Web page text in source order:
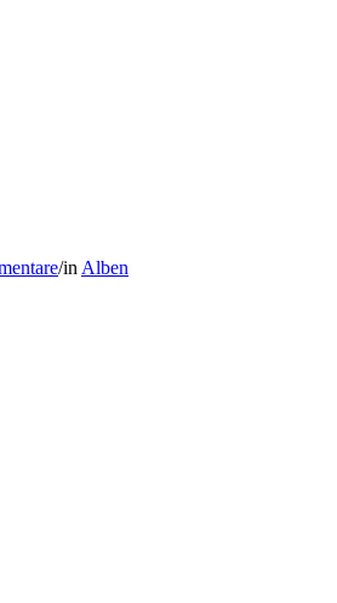
/in Alben